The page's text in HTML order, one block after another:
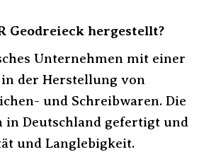
Geodreieck hergestellt?
Unternehmen mit einer
der Herstellung von
und Schreibwaren. Die
in Deutschland gefertigt und
und Langlebigkeit.